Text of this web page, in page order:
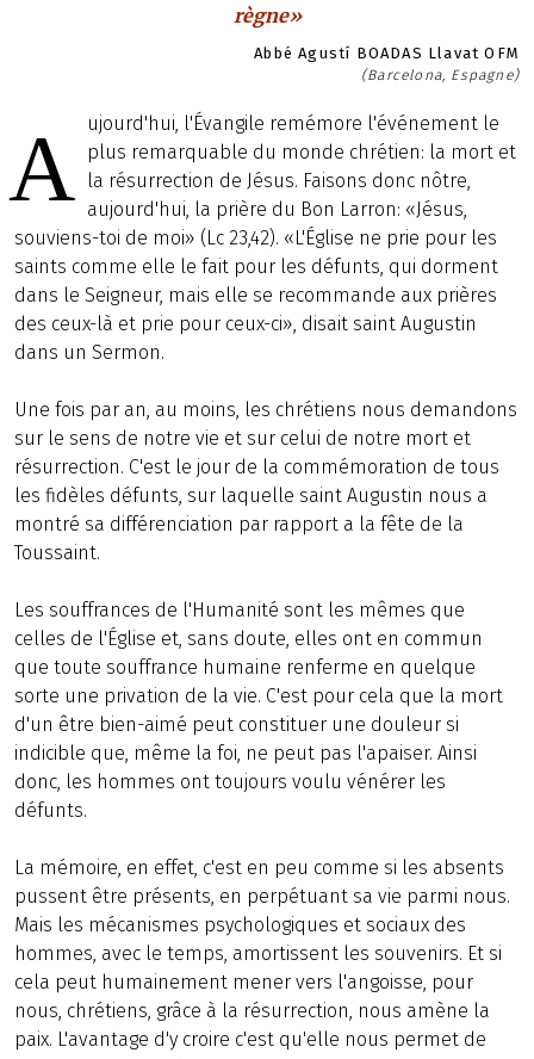
règne»
Abbé Agustí BOADAS Llavat OFM
(Barcelona, Espagne)
A
ujourd'hui, l'Évangile remémore l'événement le
plus remarquable du monde chrétien: la mort et
la résurrection de Jésus. Faisons donc nôtre,
aujourd'hui, la prière du Bon Larron: «Jésus,
souviens-toi de moi» (Lc 23,42). «L'Église ne prie pour les
saints comme elle le fait pour les défunts, qui dorment
dans le Seigneur, mais elle se recommande aux prières
des ceux-là et prie pour ceux-ci», disait saint Augustin
dans un Sermon.
Une fois par an, au moins, les chrétiens nous demandons
sur le sens de notre vie et sur celui de notre mort et
résurrection. C'est le jour de la commémoration de tous
les fidèles défunts, sur laquelle saint Augustin nous a
montré sa différenciation par rapport a la fête de la
Toussaint.
Les souffrances de l'Humanité sont les mêmes que
celles de l'Église et, sans doute, elles ont en commun
que toute souffrance humaine renferme en quelque
sorte une privation de la vie. C'est pour cela que la mort
d'un être bien-aimé peut constituer une douleur si
indicible que, même la foi, ne peut pas l'apaiser. Ainsi
donc, les hommes ont toujours voulu vénérer les
défunts.
La mémoire, en effet, c'est en peu comme si les absents
pussent être présents, en perpétuant sa vie parmi nous.
Mais les mécanismes psychologiques et sociaux des
hommes, avec le temps, amortissent les souvenirs. Et si
cela peut humainement mener vers l'angoisse, pour
nous, chrétiens, grâce à la résurrection, nous amène la
paix. L'avantage d'y croire c'est qu'elle nous permet de